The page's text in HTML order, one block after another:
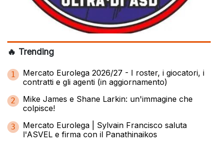
🔥 Trending
1
Mercato Eurolega 2026/27 - I roster, i giocatori, i
contratti e gli agenti (in aggiornamento)
2
Mike James e Shane Larkin: un'immagine che
colpisce!
3
Mercato Eurolega | Sylvain Francisco saluta
l'ASVEL e firma con il Panathinaikos